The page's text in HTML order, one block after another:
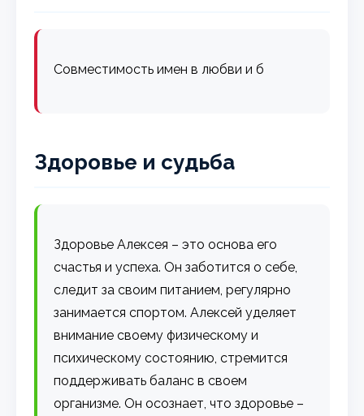
Совместимость имен в любви и б
Здоровье и судьба
Здоровье Алексея – это основа его
счастья и успеха. Он заботится о себе,
следит за своим питанием, регулярно
занимается спортом. Алексей уделяет
внимание своему физическому и
психическому состоянию, стремится
поддерживать баланс в своем
организме. Он осознает, что здоровье –